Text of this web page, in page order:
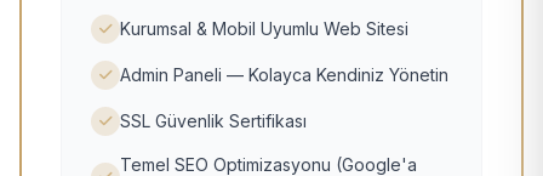
Kurumsal & Mobil Uyumlu Web Sitesi
Admin Paneli — Kolayca Kendiniz Yönetin
SSL Güvenlik Sertifikası
Temel SEO Optimizasyonu (Google'a